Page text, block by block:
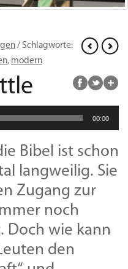
/ Schlagworte:
, modern
00:00
Bibel ist schon
langweilig. Sie
Zugang zur
noch
Doch wie kann
den